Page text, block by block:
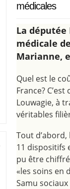
médicales
La
médicale
Marianne,
Quel est le
France?
Louwagie, à
véritables
Tout d’abord,
11 dispositifs
pu être
«les soins en
Samu